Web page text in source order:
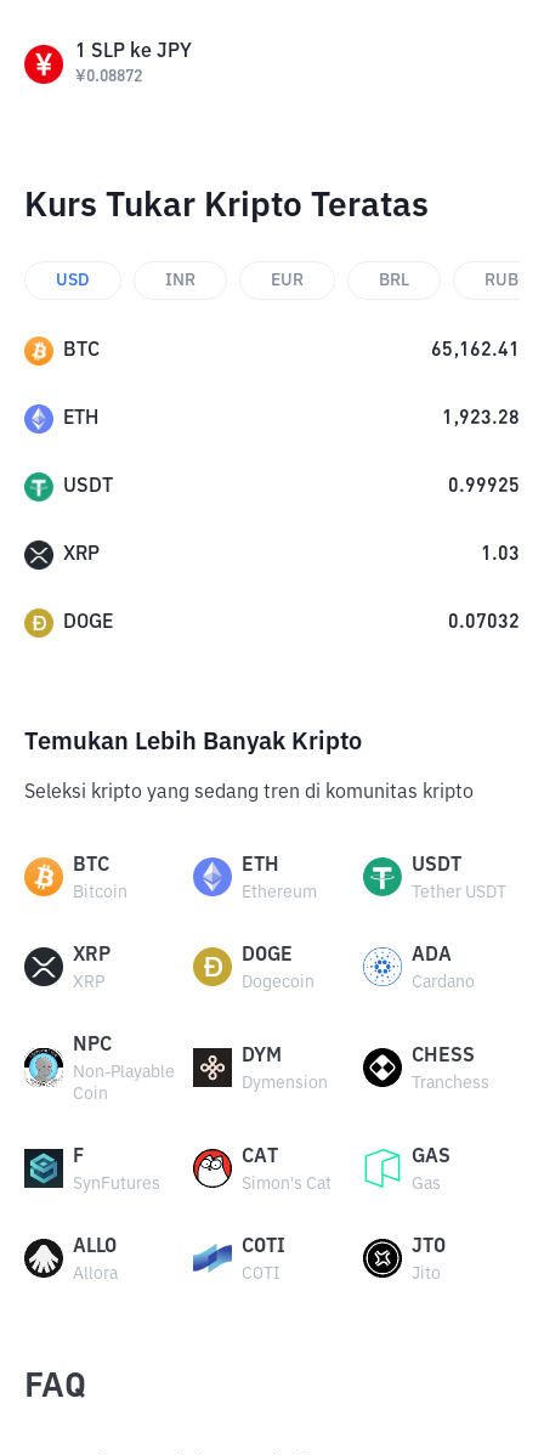
1 SLP ke JPY
¥0.08872
Kurs Tukar Kripto Teratas
USD INR EUR BRL RUB
BTC 65,162.41
ETH 1,923.28
USDT 0.99925
XRP 1.03
DOGE 0.07032
Temukan Lebih Banyak Kripto
Seleksi kripto yang sedang tren di komunitas kripto
BTC
Bitcoin
ETH
Ethereum
USDT
Tether USDT
XRP
XRP
DOGE
Dogecoin
ADA
Cardano
NPC
Non-Playable
Coin
DYM
Dymension
CHESS
Tranchess
F
SynFutures
CAT
Simon's Cat
GAS
Gas
ALLO
Allora
COTI
COTI
JTO
Jito
FAQ